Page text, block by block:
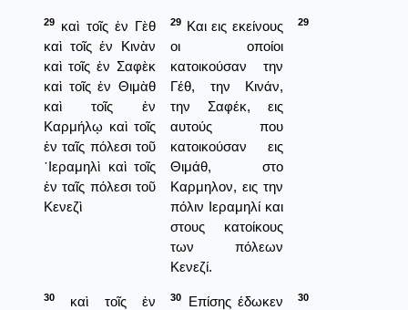
29
καὶ τοῖς ἐν Γὲθ
καὶ τοῖς ἐν Κινὰν
καὶ τοῖς ἐν Σαφὲκ
καὶ τοῖς ἐν Θιμὰθ
καὶ τοῖς ἐν
Καρμήλῳ καὶ τοῖς
ἐν ταῖς πόλεσι τοῦ
῾Ιεραμηλὶ καὶ τοῖς
ἐν ταῖς πόλεσι τοῦ
Κενεζὶ
29 Και εις εκείνους
οι οποίοι
κατοικούσαν την
Γέθ, την Κινάν,
την Σαφέκ, εις
αυτούς που
κατοικούσαν εις
Θιμάθ, στο
Καρμηλον, εις την
πόλιν Ιεραμηλί και
στους κατοίκους
των πόλεων
Κενεζί.
29
30
καὶ τοῖς ἐν
30
Επίσης έδωκεν
30